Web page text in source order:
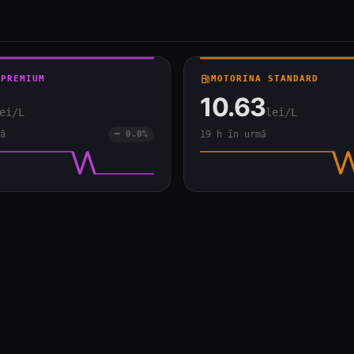
L
━ 0.0%
local_gas_stationMOTORINA STANDARD
10.63lei/L
19 h în urmă